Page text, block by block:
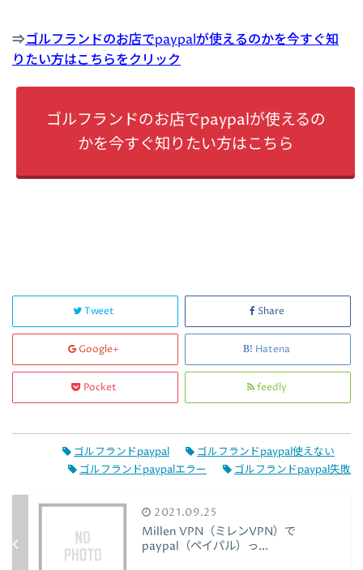
⇒ゴルフランドのお店でpaypalが使えるのかを今すぐ知
りたい方はこちらをクリック
ゴルフランドのお店でpaypalが使えるの
かを今すぐ知りたい方はこちら
Tweet Share
Google+ Hatena
Pocket feedly
ゴルフランドpaypal
ゴルフランドpaypal使えない
ゴルフランドpaypalエラー
ゴルフランドpaypal失敗
2021.09.25
Millen VPN（ミレンVPN）で
paypal（ペイパル）っ...